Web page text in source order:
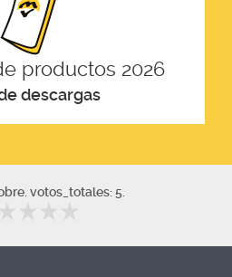
productos 2026
descargas
votos_totales: 5.